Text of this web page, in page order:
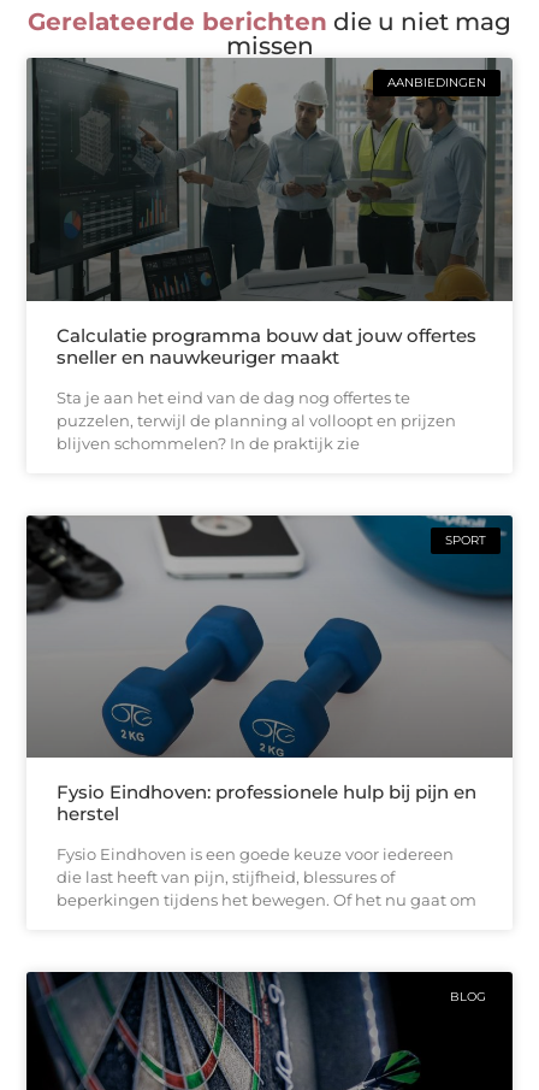
Gerelateerde berichten die u niet mag
missen
AANBIEDINGEN
Calculatie programma bouw dat jouw offertes
sneller en nauwkeuriger maakt
Sta je aan het eind van de dag nog offertes te
puzzelen, terwijl de planning al volloopt en prijzen
blijven schommelen? In de praktijk zie
SPORT
Fysio Eindhoven: professionele hulp bij pijn en
herstel
Fysio Eindhoven is een goede keuze voor iedereen
die last heeft van pijn, stijfheid, blessures of
beperkingen tijdens het bewegen. Of het nu gaat om
BLOG